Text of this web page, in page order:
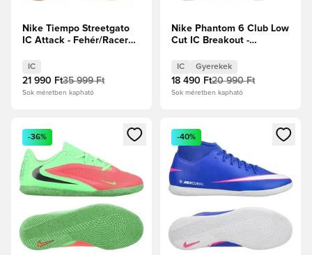
Nike Tiempo Streetgato
IC Attack - Fehér/Racer
IC
21 990 Ft35 999 Ft
Sok méretben kapható
Nike Phantom 6 Club Low
Cut IC Breakout -
rózsaszín Gyerek
IC Gyerekek
18 490 Ft20 990 Ft
Sok méretben kapható
Megnyit egy modált a bejelentkezéshez vagy a tagként
-36%
Megnyit egy modált a
-40%